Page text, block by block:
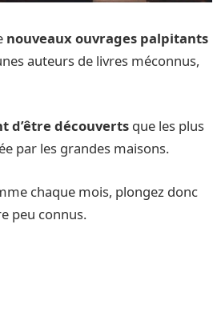
nouveaux ouvrages palpitants
auteurs de livres méconnus,
d’être découverts que les plus
par les grandes maisons.
chaque mois, plongez donc
peu connus.